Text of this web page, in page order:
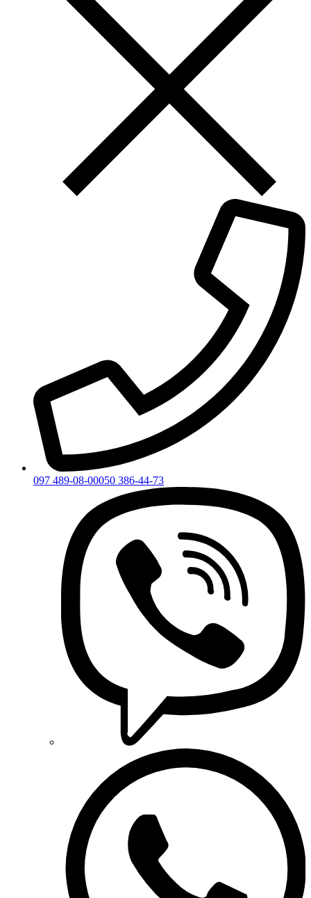
097 489-08-00050 386-44-73